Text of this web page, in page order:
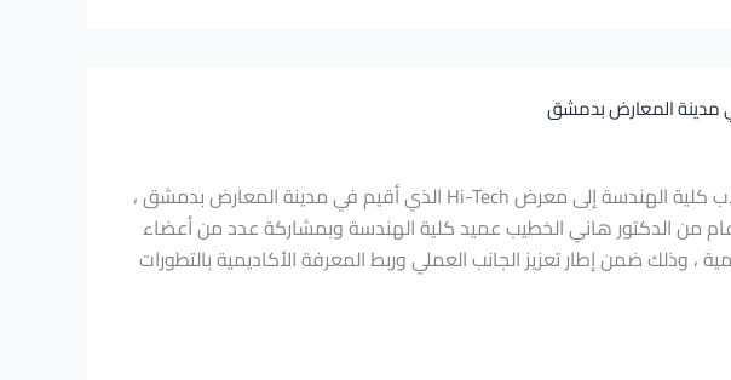
نظمت الجامعة الوطنية الخاصة زيارة علمية مميزة لطلاب كلية الهندسة إلى معرض Hi-Tech الذي أقيم في مدينة المعارض بدمشق ،
نيسان 2026 وذلك بإشرافٍ عام من الدكتور هاني الخطيب عميد كلية الهندسة وبمشاركة عدد من أعضاء
، وذلك ضمن إطار تعزيز الجانب العملي وربط المعرفة الأكاديمية بالتطورات